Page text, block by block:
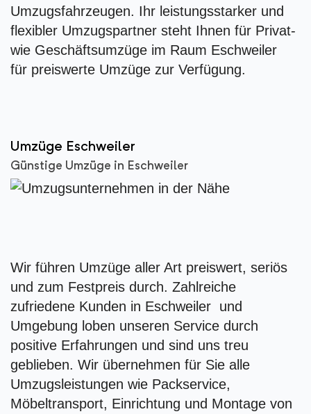
Umzugsfahrzeugen. Ihr leistungsstarker und
flexibler Umzugspartner steht Ihnen für Privat-
wie Geschäftsumzüge im Raum Eschweiler
für preiswerte Umzüge zur Verfügung.
Umzüge Eschweiler
Günstige Umzüge in Eschweiler
Wir führen Umzüge aller Art preiswert, seriös
und zum Festpreis durch. Zahlreiche
zufriedene Kunden in Eschweiler und
Umgebung loben unseren Service durch
positive Erfahrungen und sind uns treu
geblieben. Wir übernehmen für Sie alle
Umzugsleistungen wie Packservice,
Möbeltransport, Einrichtung und Montage von